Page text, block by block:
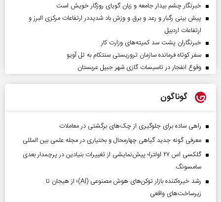
خبرنگار چشم بیدار جامعه و زبان گویای روزگار خویش است
پیش بینی رگبار و رعد و برق و وزش باد شدیددر ارتفاعات مرکزی البرز و
ارتفاعات اردبیل
خبرنگاران پشت سد کمیته‌های وزارت کار
سفر کوتاه فرمانده سازمان تروریستی سنتکام به تل آویو
وقوع انفجار در تاسیسات گازی شهر جبیل عربستان
گوناگون
راهی ساده برای جلوگیری از چک‌های برگشتی در معاملات
معرفی گونه جدید گیاهی چهارمحال و بختیاری در مجله علمی بین المللی
گلکسی اس ۲۷ اولترا؛ پیش‌نمایشی از تغییرات بنیادین در پرچمدار بعدی
سامسونگ
رشد خیره‌کننده بازار توکن‌های هوش مصنوعی (AI)؛ از هیجان تا
زیرساخت‌های واقعی